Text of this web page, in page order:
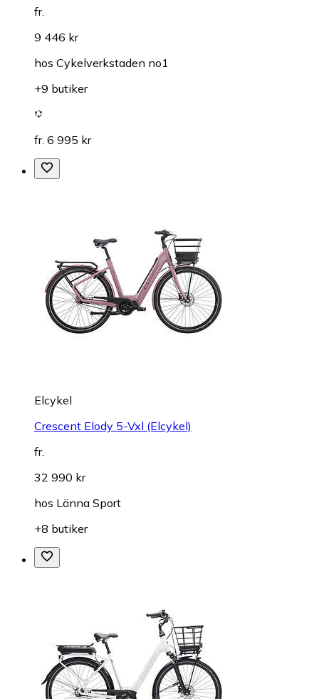
fr.
9 446 kr
hos Cykelverkstaden no1
+9 butiker
fr. 6 995 kr
Elcykel
Crescent Elody 5-Vxl (Elcykel)
fr.
32 990 kr
hos Länna Sport
+8 butiker